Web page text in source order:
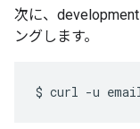
次に、
ングします。
$ curl -u